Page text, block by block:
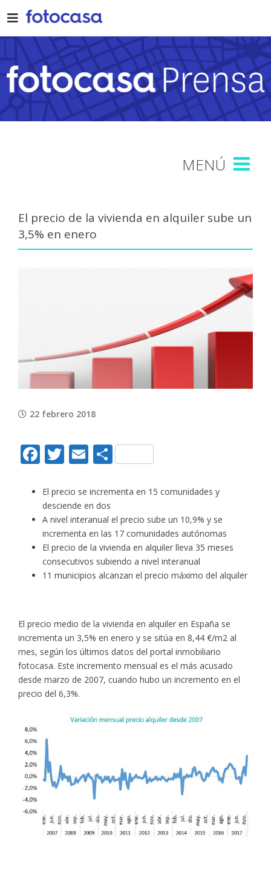
to
content
El precio de la vivienda en alquiler sube un
3,5% en enero
22 febrero 2018
Facebook
Twitter
EmailCompartir
El precio se incrementa en 15 comunidades y
desciende en dos
A nivel interanual el precio sube un 10,9% y se
incrementa en las 17 comunidades autónomas
El precio de la vivienda en alquiler lleva 35 meses
consecutivos subiendo a nivel interanual
11 municipios alcanzan el precio máximo del alquiler
El precio medio de la vivienda en alquiler en España se
incrementa un 3,5% en enero y se sitúa en 8,44 €/m2 al
mes, según los últimos datos del portal inmobiliario
fotocasa. Este incremento mensual es el más acusado
desde marzo de 2007, cuando hubo un incremento en el
precio del 6,3%.